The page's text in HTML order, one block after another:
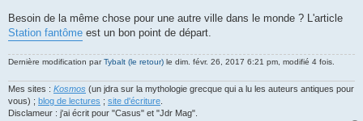
Besoin de la même chose pour une autre ville dans le monde ? L'article
Station fantôme est un bon point de départ.
Dernière modification parTybalt (le retour) le dim. févr. 26, 2017 6:21 pm, modifié 4 fois.
Mes sites : Kosmos (un jdra sur la mythologie grecque qui a lu les auteurs antiques pour
vous) ; blog de lectures ; site d'écriture
Disclameur : j'ai écrit pour "Casus" et "Jdr Mag".